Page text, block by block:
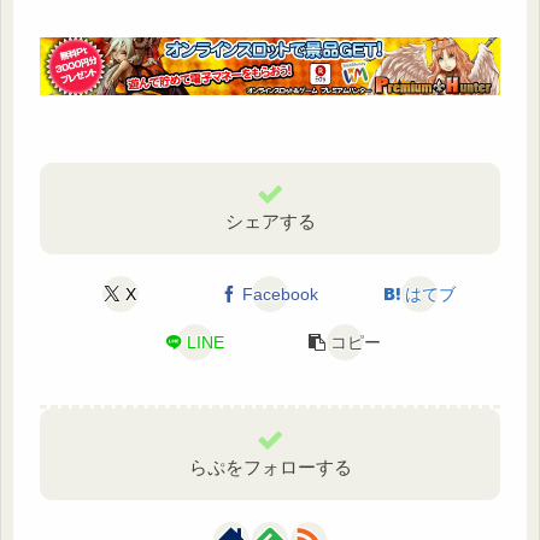
シェアする
X Facebook はてブ
LINE コピー
らぷをフォローする